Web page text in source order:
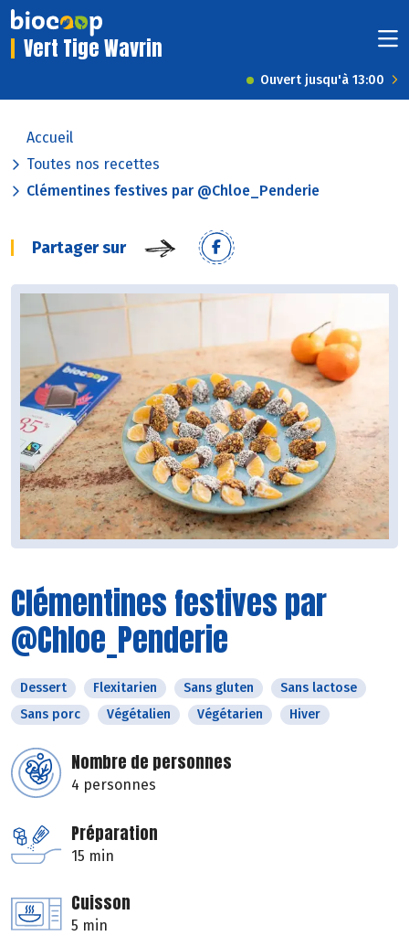
Vert Tige Wavrin
Ouvert jusqu'à 13:00
Accueil
Toutes nos recettes
Clémentines festives par @Chloe_Penderie
Partager sur
Clémentines festives par
@Chloe_Penderie
Dessert Flexitarien Sans gluten
Sans lactose
Sans porc
Végétalien Végétarien Hiver
Nombre de personnes
4 personnes
Préparation
15 min
Cuisson
5 min